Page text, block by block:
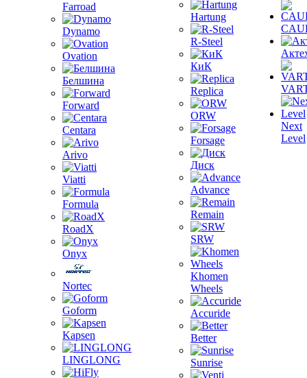
Farroad
Dynamo
Ovation
Белшина
Forward
Centara
Arivo
Viatti
Formula
RoadX
Onyx
Nortec
Goform
Kapsen
LINGLONG
Hartung
R-Steel
КиК
Replica
ORW
Forsage
Диск
Advance
Remain
SRW
Khomen
Wheels
Accuride
Better
Sunrise
Next
Level